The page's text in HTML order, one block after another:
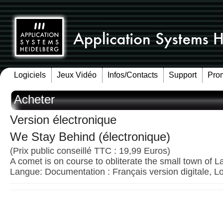
Logiciels Jeux Vidéo Infos/Contacts Support
Acheter
Version électronique
We Stay Behind (électronique)
(Prix public conseillé TTC : 19,99 Euros)
A comet is on course to obliterate the small town of
Langue: Documentation : Français version digitale,